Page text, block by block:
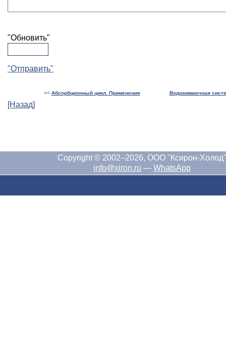
"Обновить"
"Отправить"
<< Абсорбционный цикл. Применения Водоаммиачная
[Назад]
Copyright © 2002–2026, ООО "Ксирон-Холод"
info@xiron.ru — WhatsApp